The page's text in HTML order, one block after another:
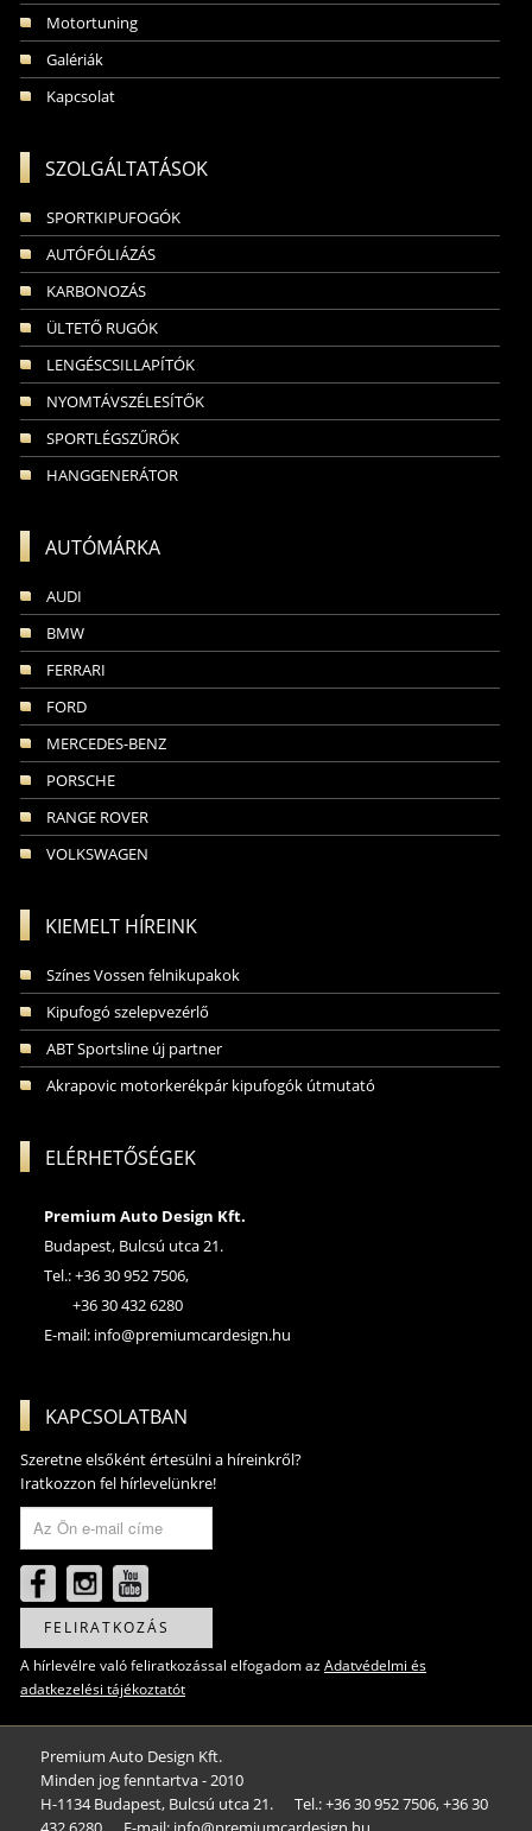
Motortuning
Galériák
Kapcsolat
SZOLGÁLTATÁSOK
SPORTKIPUFOGÓK
AUTÓFÓLIÁZÁS
KARBONOZÁS
ÜLTETŐ RUGÓK
LENGÉSCSILLAPÍTÓK
NYOMTÁVSZÉLESÍTŐK
SPORTLÉGSZŰRŐK
HANGGENERÁTOR
AUTÓMÁRKA
AUDI
BMW
FERRARI
FORD
MERCEDES-BENZ
PORSCHE
RANGE ROVER
VOLKSWAGEN
KIEMELT HÍREINK
Színes Vossen felnikupakok
Kipufogó szelepvezérlő
ABT Sportsline új partner
Akrapovic motorkerékpár kipufogók útmutató
ELÉRHETŐSÉGEK
Premium Auto Design Kft.
Budapest, Bulcsú utca 21.
Tel.: +36 30 952 7506,
+36 30 432 6280
E-mail: info@premiumcardesign.hu
KAPCSOLATBAN
Szeretne elsőként értesülni a híreinkről?
Iratkozzon fel hírlevelünkre!
FELIRATKOZÁS
A hírlevélre való feliratkozással elfogadom azAdatvédelmi és
adatkezelési tájékoztatót
Premium Auto Design Kft.
Minden jog fenntartva - 2010
H-1134 Budapest, Bulcsú utca 21.
Tel.: +36 30 952 7506, +36 30